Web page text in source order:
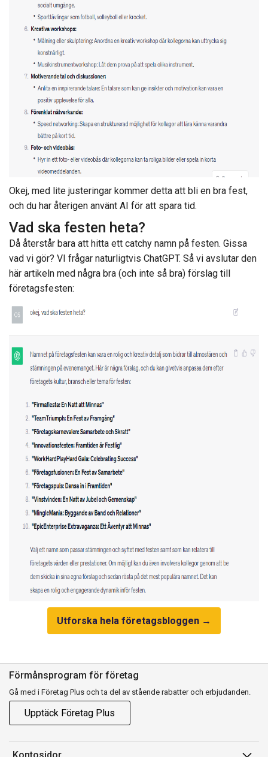
Okej, med lite justeringar kommer detta att bli en bra fest,
och du har återigen använt AI för att spara tid.
Vad ska festen heta?
Då återstår bara att hitta ett catchy namn på festen. Gissa
vad vi gör? VI frågar naturligtvis ChatGPT. Så vi avslutar den
här artikeln med några bra (och inte så bra) förslag till
företagsfesten:
Utforska hela företagsbloggen →
Förmånsprogram för företag
Gå med i Företag Plus och ta del av stående rabatter och erbjudanden.
Upptäck Företag Plus